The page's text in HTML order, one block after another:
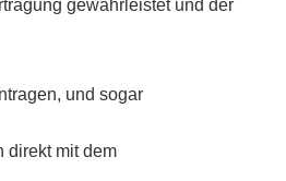
gewährleistet und der
und sogar
direkt mit dem